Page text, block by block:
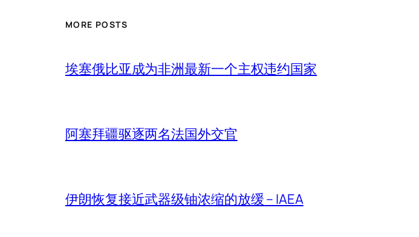
MORE POSTS
埃塞俄比亚成为非洲最新一个主权违约国家
阿塞拜疆驱逐两名法国外交官
伊朗恢复接近武器级铀浓缩的放缓 – IAEA